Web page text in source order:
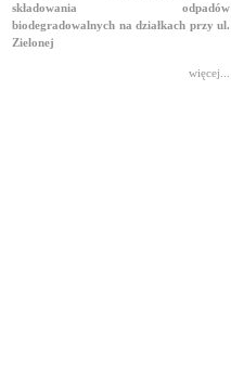
składowania odpadów
biodegradowalnych na działkach przy ul.
Zielonej
więcej...